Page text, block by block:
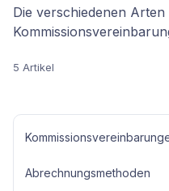
Die verschiedenen Arten
5 Artikel
Abrechnungsmethoden